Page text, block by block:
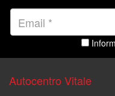
Autocentro Vitale